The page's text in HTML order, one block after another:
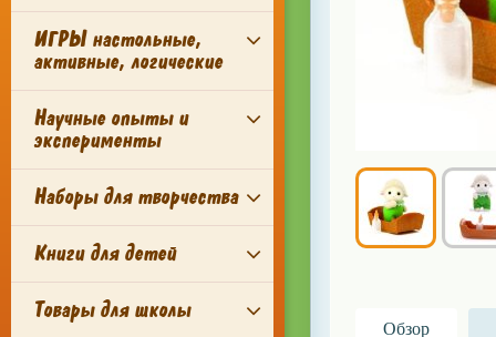
ИГРЫ настольные,
активные, логические
Научные опыты и
эксперименты
Наборы для творчества
Книги для детей
Товары для школы
Обзор